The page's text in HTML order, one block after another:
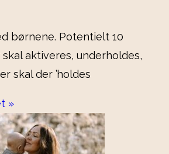
børnene. Potentielt 10
aktiveres, underholdes,
skal der ’holdes
»